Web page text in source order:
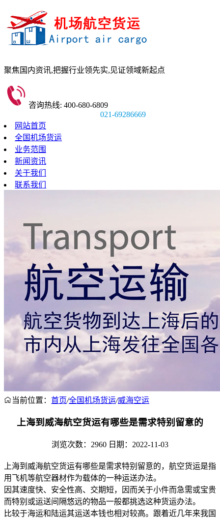
聚焦国内资讯,把握行业领先实,见证领域新起点
咨询热线: 400-680-6809
021-69286669
网站首页
全国机场货运
业务范围
新闻资讯
关于我们
联系我们
当前位置： 首页/全国机场货运/威海空运
上海到威海航空货运有哪些是需求特别留意的
浏览次数：2960 日期：2022-11-03
上海到威海航空货运有哪些是需求特别留意的，航空货运是指
用飞机等航空器材作为载体的一种运送办法。
因其速度快、安全性高、交期短，因而关于小件而急需或宝贵
而特别或运送间隔悠远的物品一般都挑选这种货运办法。
比较于海运和陆运其运送本钱也相对较高。跟着近几年来我国